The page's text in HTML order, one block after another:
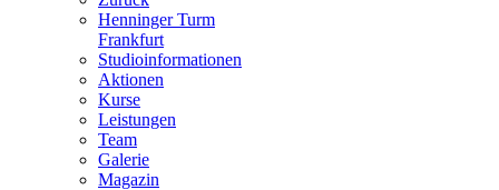
Henninger Turm
Frankfurt
Studioinformationen
Aktionen
Kurse
Leistungen
Team
Galerie
Magazin